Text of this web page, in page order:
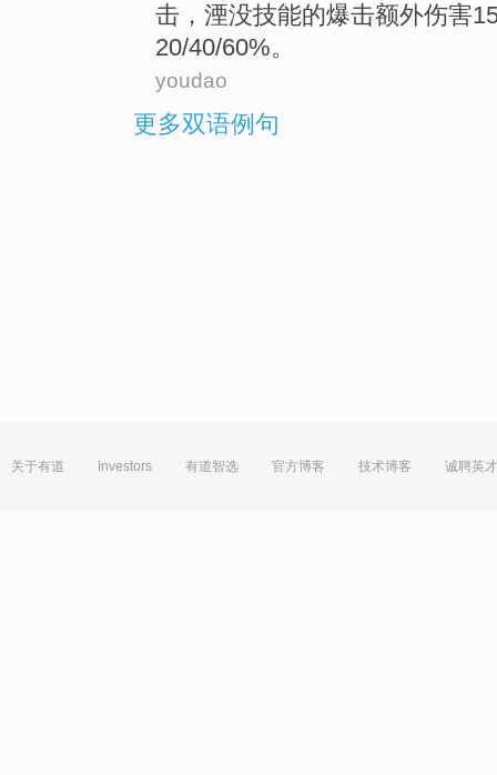
击，湮没技能的爆击额外伤害
20/40/60%。
youdao
更多双语例句
关于有道 Investors 有道智选 官方博客 技术博客 诚聘英才